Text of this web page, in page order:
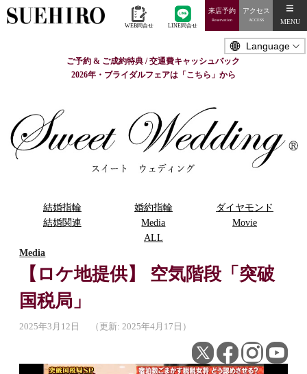
WEB問合せ LINE問合せ
来店予約
Reservation
アクセス
ACCESS MENU
ご予約 & ご成約特典 / 交通費キャッシュバック
2026年・ブライダルフェアは「こちら」から
結婚指輪 婚約指輪
ダイヤモンド
結婚関連
Media
Movie
ALL
Media
【ロケ地提供】 空気階段「突破
国税局」
2025年3月12日 （更新: 2025年4月17日）